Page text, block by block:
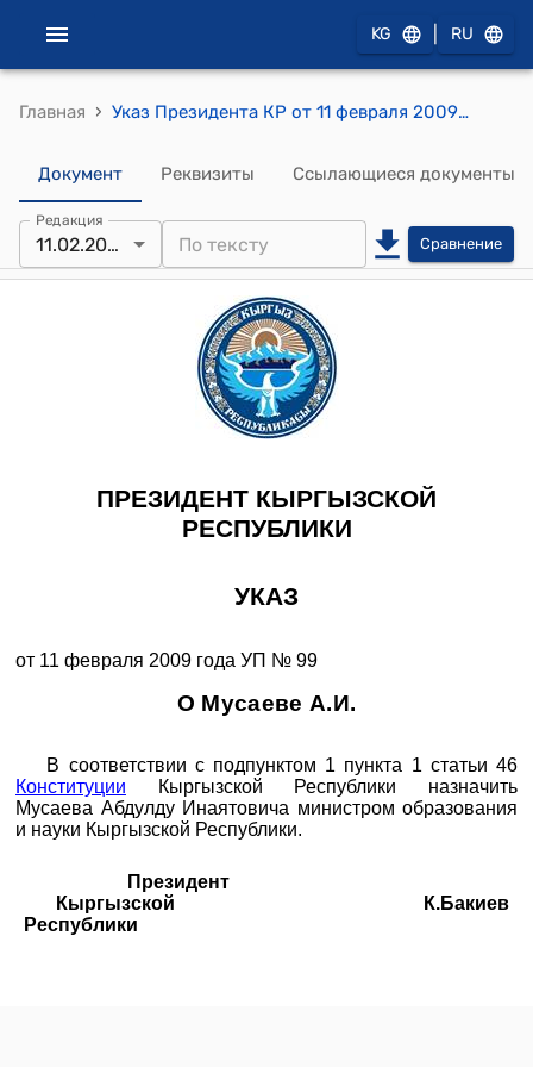
KG RU
Главная › Указ Президента КР от 11 февраля 2009 года УП № 99 "О Мусаеве А.И."
Документ Реквизиты Ссылающиеся документы
Редакция
11.02.2009 Сравнение